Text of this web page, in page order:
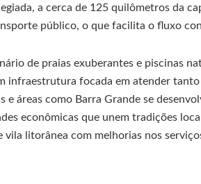
a cerca de 125 quilômetros da
público, o que facilita o fluxo
de praias exuberantes e piscinas
infraestrutura focada em atender
e áreas como Barra Grande se
econômicas que unem tradições
vila litorânea com melhorias nos